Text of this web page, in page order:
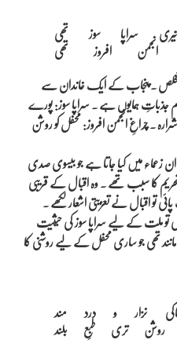
سراپا سوز تھی
تخلص ۔ پنجاب کے ایک خاندان سے
جذباتِ ہمایوں ہے ۔ سراپا سوز: پورے
۔ چراغِ انجمن افروز: محفل کو روشن
میں کیا جاتا ہے جو بیسوی صدی
کا سبب تھے ۔ وہ اقبال کے قریبی
1918 میں وفات پائی تو اقبال نے تعزیتی اشعار لکھے ۔
تو ملت کے لیے سراپا سوز کی حیثیت
تھی جو ساری محفل کے لیے روشنی کا
نزار و درد مند